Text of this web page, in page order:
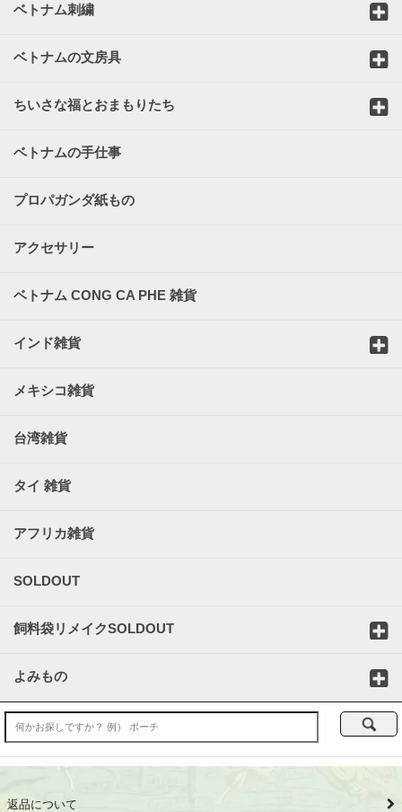
ベトナム刺繍
ベトナムの文房具
ちいさな福とおまもりたち
ベトナムの手仕事
プロパガンダ紙もの
アクセサリー
ベトナム CONG CA PHE 雑貨
インド雑貨
メキシコ雑貨
台湾雑貨
タイ 雑貨
アフリカ雑貨
SOLDOUT
飼料袋リメイクSOLDOUT
よみもの
返品について